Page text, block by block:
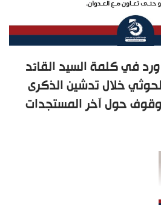
في كلمة السيد القائد
خلال تدشين الذكرى
حول آخر المستجدات